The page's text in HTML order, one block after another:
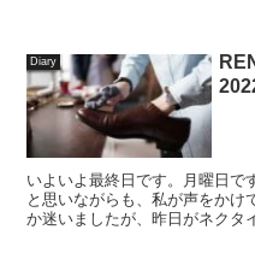
Diary
いよいよ最終日です。月曜日で
と思いながらも、私が声をかけ
か迷いましたが、昨日がネクタ